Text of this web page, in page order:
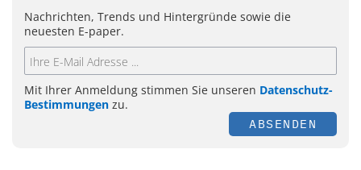
Nachrichten, Trends und Hintergründe sowie die
neuesten E-paper.
Mit Ihrer Anmeldung stimmen Sie unseren Datenschutz-
Bestimmungen zu.
ABSENDEN